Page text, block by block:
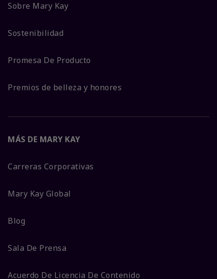
Sobre Mary Kay
Sostenibilidad
Promesa De Producto
Premios de belleza y honores
MÁS DE MARY KAY
Carreras Corporativas
Mary Kay Global
Blog
Sala De Prensa
Acuerdo De Licencia De Contenido